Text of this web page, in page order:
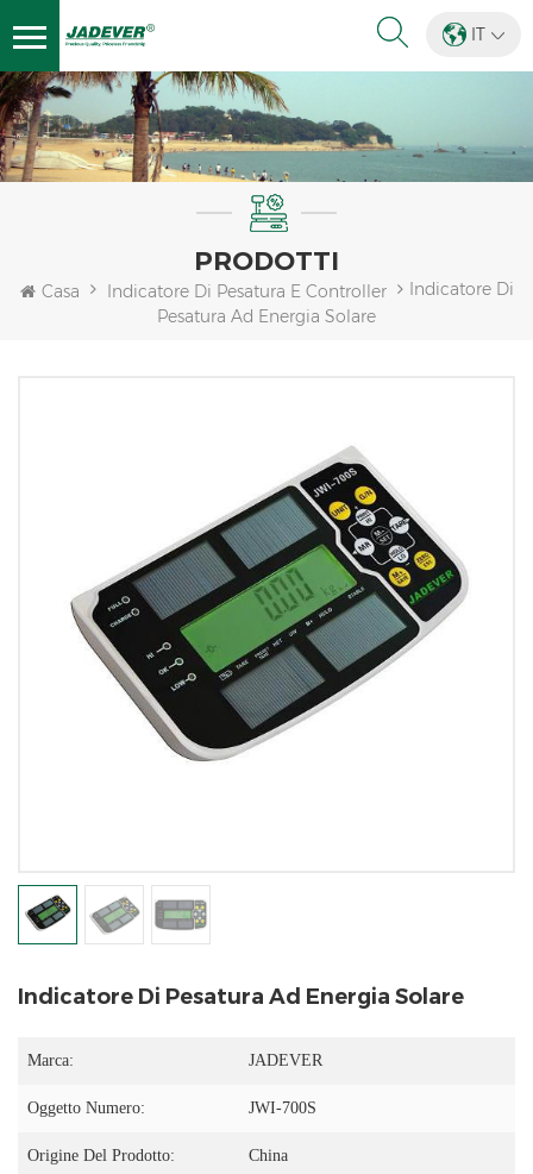
IT
PRODOTTI
Casa Indicatore Di Pesatura E Controller
Indicatore Di
Pesatura Ad Energia Solare
Indicatore Di Pesatura Ad Energia Solare
Marca: JADEVER
Oggetto Numero: JWI-700S
Origine Del Prodotto: China